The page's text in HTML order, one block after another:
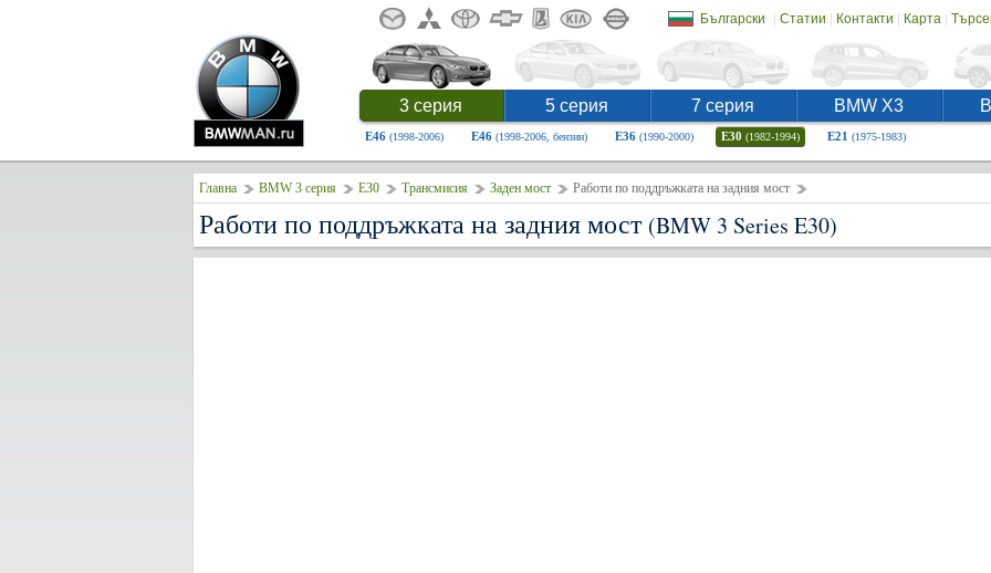
Български | Статии | Контакти | Карта|
3 серия 5 серия 7 серия BMW X3
E46 (1998-2006) E46 (1998-2006, бензин) E36 (1990-2000) E30 (1982-1994) E21 (1975-1983)
Главна BMW 3 серия E30 Трансмисия Заден мост Работи по поддръжката на задния мост
Работи по поддръжката на задния мост (BMW 3 Series E30)